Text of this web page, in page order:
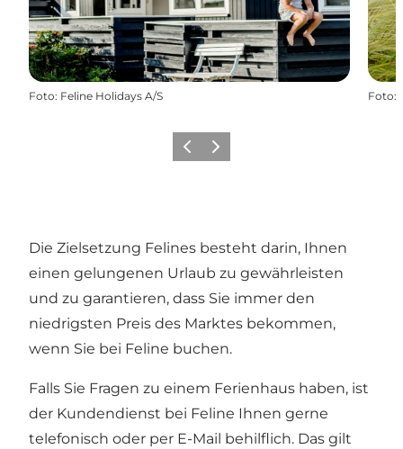
Foto: Feline Holidays A/S Foto:
ZurückWeiter
Die Zielsetzung Felines besteht darin, Ihnen
einen gelungenen Urlaub zu gewährleisten
und zu garantieren, dass Sie immer den
niedrigsten Preis des Marktes bekommen,
wenn Sie bei Feline buchen.
Falls Sie Fragen zu einem Ferienhaus haben, ist
der Kundendienst bei Feline Ihnen gerne
telefonisch oder per E-Mail behilflich. Das gilt